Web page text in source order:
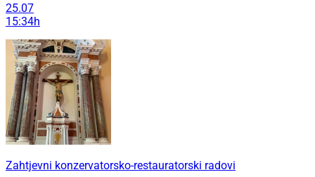
25.07
15:34h
Zahtjevni konzervatorsko-restauratorski radovi